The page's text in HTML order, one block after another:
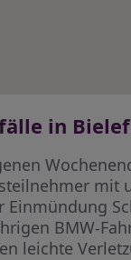
in
mit
Einmündung
BMW-
leichte